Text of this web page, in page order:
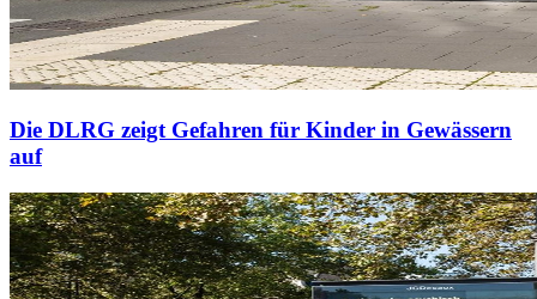
Die DLRG zeigt Gefahren für Kinder in Gewässern
auf